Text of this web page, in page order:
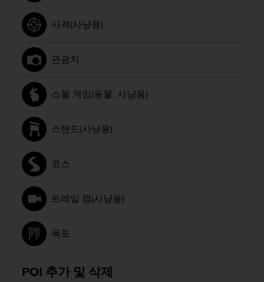
사격(사냥용)
관광지
스몰 게임(동물, 사냥용)
스탠드(사냥용)
코스
트레일 캠(사냥용)
폭포
POI 추가 및 삭제